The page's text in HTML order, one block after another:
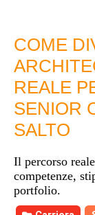
COME
REALE
SENIOR
SALTO
Il percorso
competenze,
portfolio.